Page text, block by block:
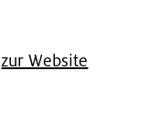
zur Web­site